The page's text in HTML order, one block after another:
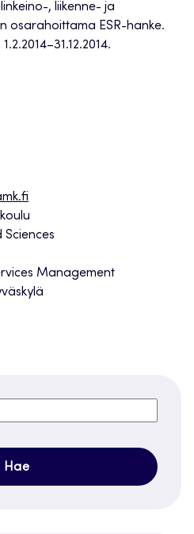
, liikenne- ja
osarahoittama ESR-hanke.
Sciences
Management